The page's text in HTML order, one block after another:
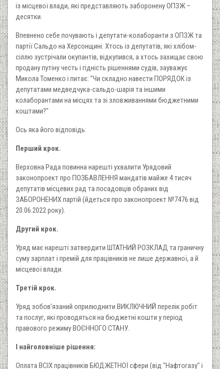
із місцевої влади, які представляють заборонену ОПЗЖ –
десятки.
Впевнено себе почувають і депутати-колаборанти з ОПЗЖ та
партії Сальдо на Херсонщині. Хтось із депутатів, які хлібом-
сіллю зустрічали окупантів, відкупився, а хтось захищає свою
продану путіну честь і гідність рішеннями судів, зауважує
Микола Томенко і питає: "Чи складно навести ПОРЯДОК із
депутатами медведчука-сальдо-шарія та іншими
колаборантами на місцях та зі зловживаннями бюджетними
коштами?"
Ось яка його відповідь:
Перший крок.
Верховна Рада повинна нарешті ухвалити Урядовий
законопроект про ПОЗБАВЛЕННЯ мандатів майже 4 тисяч
депутатів місцевих рад та посадовців обраних від
ЗАБОРОНЕНИХ партій (йдеться про законопроект №7476 від
20.06.2022 року).
Другий крок.
Уряд має нарешті затвердити ШТАТНИЙ РОЗКЛАД та граничну
суму зарплат і премій для працівників не лише державної, а й
місцевої влади.
Третій крок.
Уряд зобовʼязаний оприлюднити ВИКЛЮЧНИЙ перелік робіт
та послуг, які проводяться на бюджетні кошти у період
правового режиму ВОЄННОГО СТАНУ.
І найголовніше рішення:
Оплата ВСІХ працівників БЮДЖЕТНОЇ сфери (від "Нафтогазу" і